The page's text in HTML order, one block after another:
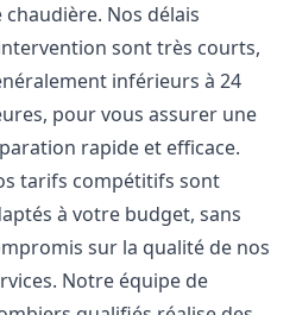
chaudière. Nos délais
sont très courts,
inférieurs à 24
pour vous assurer une
rapide et efficace.
tarifs compétitifs sont
à votre budget, sans
sur la qualité de nos
Notre équipe de